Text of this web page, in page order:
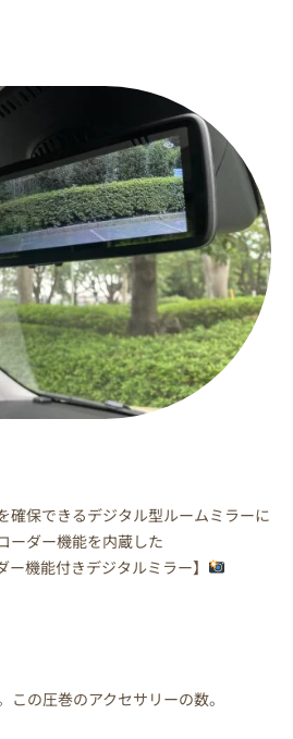
確保できるデジタル型ルームミラーに
ーダー機能を内蔵した
ー機能付きデジタルミラー】
この圧巻のアクセサリーの数。